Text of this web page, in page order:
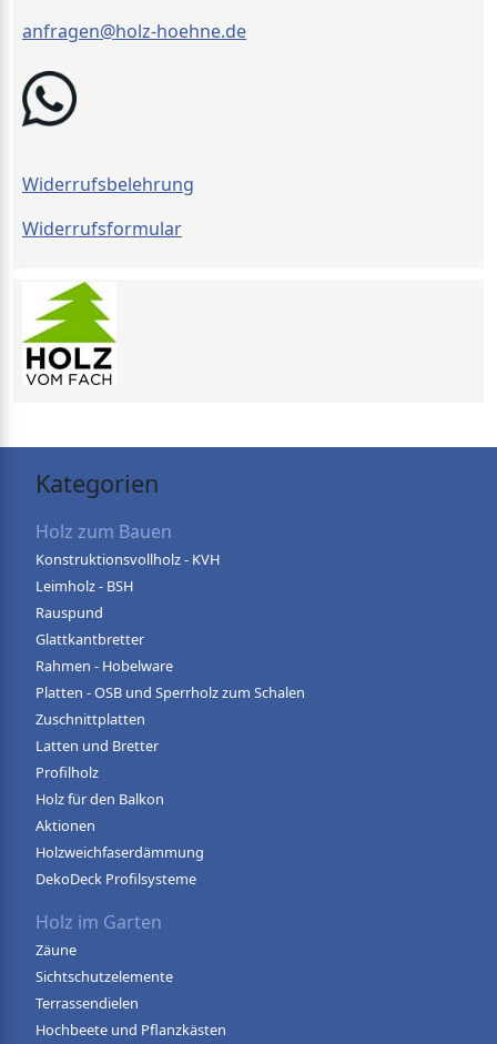
anfragen@holz-hoehne.de
Widerrufsbelehrung
Widerrufsformular
Kategorien
Holz zum Bauen
Konstruktionsvollholz - KVH
Leimholz - BSH
Rauspund
Glattkantbretter
Rahmen - Hobelware
Platten - OSB und Sperrholz zum Schalen
Zuschnittplatten
Latten und Bretter
Profilholz
Holz für den Balkon
Aktionen
Holzweichfaserdämmung
DekoDeck Profilsysteme
Holz im Garten
Zäune
Sichtschutzelemente
Terrassendielen
Hochbeete und Pflanzkästen